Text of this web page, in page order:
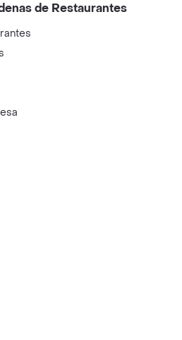
de Restaurantes